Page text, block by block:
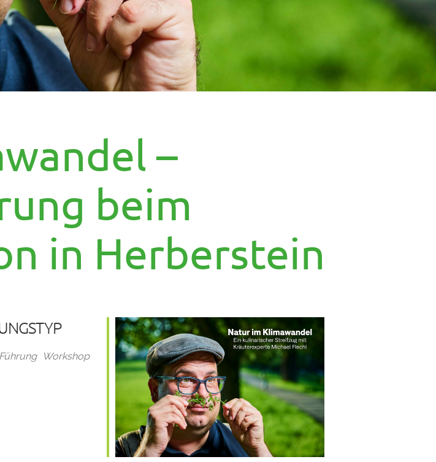
–
beim
in Herberstein
Office 365
Workshop